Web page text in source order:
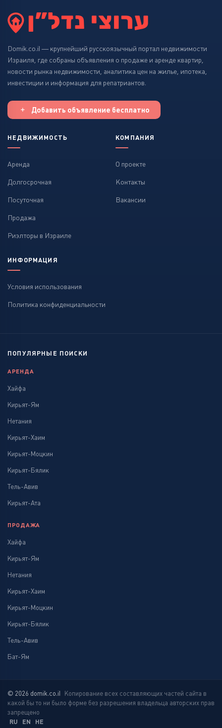
Domik.co.il — крупнейший русскоязычный портал недвижимости
Израиля, где собраны объявления о продаже и аренде квартир,
новости рынка недвижимости, аналитика цен на жилье, ипотека,
инвестиции и информация для репатриантов.
Добавить объявление бесплатно
НЕДВИЖИМОСТЬ
Аренда
Долгосрочная
Посуточная
Продажа
Риэлторы в Израиле
КОМПАНИЯ
О проекте
Контакты
Вакансии
ИНФОРМАЦИЯ
Условия использования
Политика конфиденциальности
ПОПУЛЯРНЫЕ ПОИСКИ
АРЕНДА
Хайфа
Кирьят-Ям
Нетания
Кирьят-Хаим
Кирьят-Моцкин
Кирьят-Бялик
Тель-Авив
Кирьят-Ата
ПРОДАЖА
Хайфа
Кирьят-Ям
Нетания
Кирьят-Хаим
Кирьят-Моцкин
Кирьят-Бялик
Тель-Авив
Бат-Ям
© 2026 domik.co.il
Копирование всех составляющих частей сайта в
какой бы то ни было форме без разрешения владельца авторских прав
запрещено
RU
EN HE